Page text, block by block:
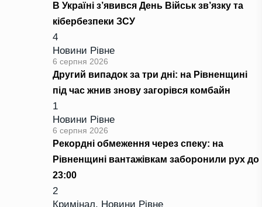
В Україні з’явився День Військ зв’язку та
кібербезпеки ЗСУ
4
Новини Рівне
6 серпня 2026
Другий випадок за три дні: на Рівненщині
під час жнив знову загорівся комбайн
1
Новини Рівне
6 серпня 2026
Рекордні обмеження через спеку: на
Рівненщині вантажівкам заборонили рух до
23:00
2
Кримінал, Новини Рівне